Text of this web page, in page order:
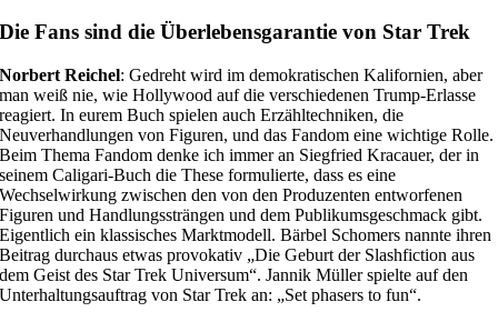
Die Fans sind die Überlebensgarantie von Star Trek
Norbert Reichel: Gedreht wird im demokratischen Kalifornien, aber
man weiß nie, wie Hollywood auf die verschiedenen Trump-Erlasse
reagiert. In eurem Buch spielen auch Erzähltechniken, die
Neuverhandlungen von Figuren, und das Fandom eine wichtige Rolle.
Beim Thema Fandom denke ich immer an Siegfried Kracauer, der in
seinem Caligari-Buch die These formulierte, dass es eine
Wechselwirkung zwischen den von den Produzenten entworfenen
Figuren und Handlungssträngen und dem Publikumsgeschmack gibt.
Eigentlich ein klassisches Marktmodell. Bärbel Schomers nannte ihren
Beitrag durchaus etwas provokativ „Die Geburt der Slashfiction aus
dem Geist des Star Trek Universum“. Jannik Müller spielte auf den
Unterhaltungsauftrag von Star Trek an: „Set phasers to fun“.